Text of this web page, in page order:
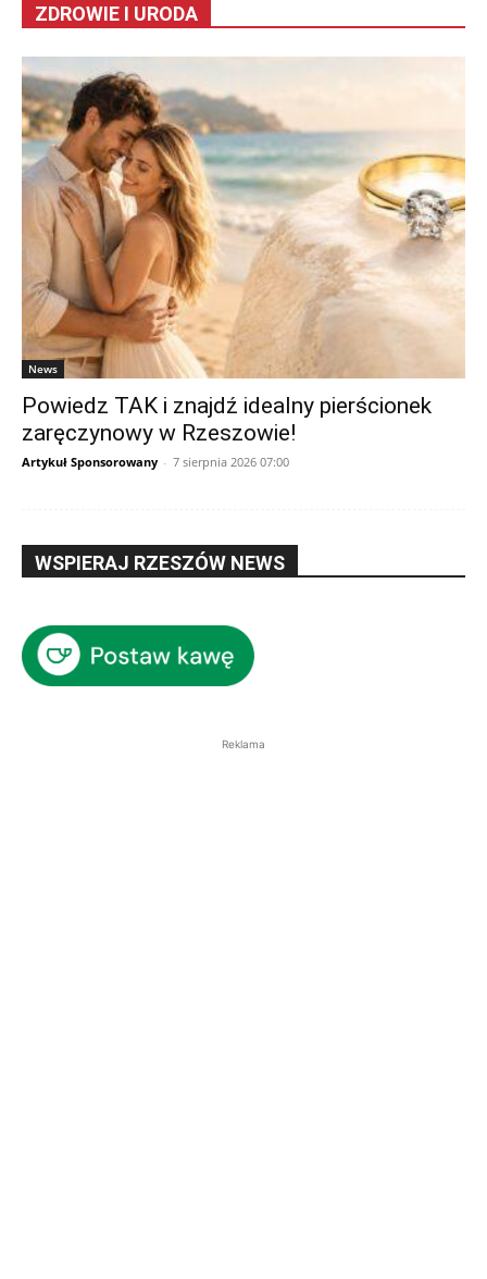
ZDROWIE I URODA
News
Powiedz TAK i znajdź idealny pierścionek
zaręczynowy w Rzeszowie!
Artykuł Sponsorowany - 7 sierpnia 2026 07:00
WSPIERAJ RZESZÓW NEWS
Reklama